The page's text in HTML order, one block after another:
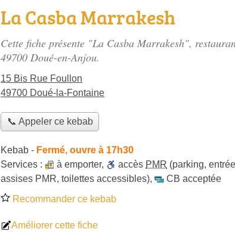
La Casba Marrakesh
Cette fiche présente "La Casba Marrakesh",
49700 Doué-en-Anjou.
15 Bis Rue Foullon
49700 Doué-la-Fontaine
📞 Appeler ce kebab
Kebab - Fermé, ouvre à 17h30
Services :
à emporter, accès PMR (parking,
assises PMR, toilettes accessibles),
CB acceptée
Recommander ce kebab
Améliorer cette fiche